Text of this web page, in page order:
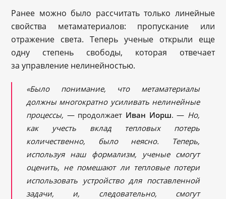
Ранее можно было рассчитать только линейные
свойства метаматериалов: пропускание или
отражение света. Теперь ученые открыли еще
одну степень свободы, которая отвечает
за управление нелинейностью.
«Было понимание, что метаматериалы
должны многократно усиливать нелинейные
процессы, — продолжает Иван Иорш. — Но,
как учесть вклад тепловых потерь
количественно, было неясно. Теперь,
используя наш формализм, ученые смогут
оценить, не помешают ли тепловые потери
использовать устройство для поставленной
задачи, и, следовательно, смогут